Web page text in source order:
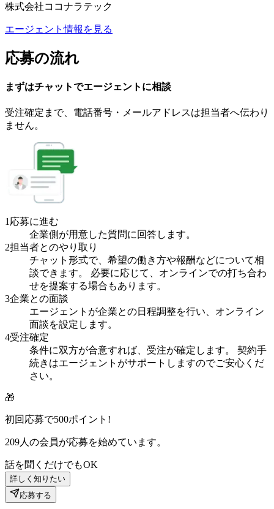
株式会社ココナラテック
エージェント情報を見る
応募の流れ
まずはチャットでエージェント に相談
受注確定まで、 電話番号・メールアドレスは担当者へ伝わり
ません。
1 応募に進む
企業側が用意した質問に回答します。
2担当者とのやり取り
チャット形式で、希望の働き方や報酬などについて相
談できます。 必要に応じて、オンラインでの打ち合わ
せを提案する場合もあります。
3企業との面談
エージェントが企業との日程調整を行い、オンライン
面談を設定します。
4受注確定
条件に双方が合意すれば、受注が確定します。 契約手
続きはエージェントがサポートしますのでご安心くだ
さい。
🎁
初回応募で500ポイント!
209人の会員が応募を始めています。
話を聞くだけでもOK
詳しく知りたい
応募する